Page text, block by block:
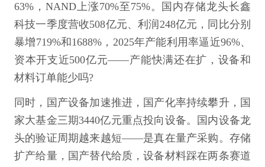
63%，NAND上涨70%至75%。国内存储龙头长鑫
科技一季度营收508亿元、利润248亿元，同比分别
暴增719%和1688%，2025年产能利用率逼近96%、
资本开支近500亿元——产能快满还在扩，设备和
材料订单能少吗?
同时，国产设备加速推进，国产化率持续攀升，国
家大基金三期3440亿元重点投向设备。国内设备龙
头的验证周期越来越短——是真在量产采购。存储
扩产给量，国产替代给质，设备材料踩在两条赛道